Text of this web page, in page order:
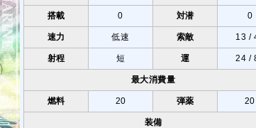
搭載 0 対潜 0
速力 低速 索敵 13 /
射程 短 運 24 /
最大消費量
燃料 20 弾薬 20
装備